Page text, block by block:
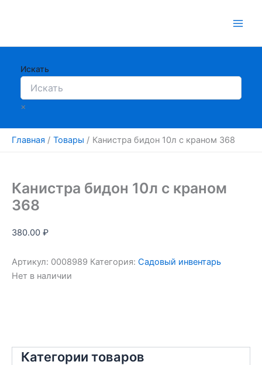
Искать
×
Главная Товары Канистра бидон 10л с краном 368
Категории товаров
Канистра бидон 10л с краном
368
380.00 ₽
Артикул: 0008989 Категория: Садовый инвентарь
Нет в наличии